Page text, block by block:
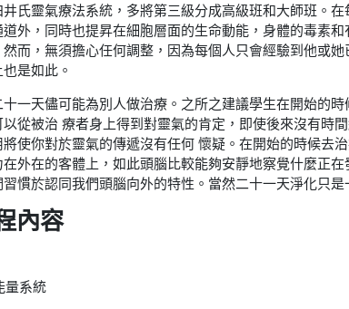
氏靈氣療法系統，多將第三級分成高級班和大師班。
外，同時也提昇在細胞層面的生命動能，身體的毒素
而，無須擔心任何調整，因為每個人只會經驗到他或
是如此。
一天儘可能為別人做治療。之所之建議學生在開始的
從被治 療者身上得到對靈氣的肯定，即使後來沒有時
使你對於靈氣的傳遞沒有任何 懷疑。在開始的時候去
外在的客體上，如此頭腦比較能夠安靜地察覺什麼正
慣於認同我們頭腦向外的特性。當然二十一天淨化只
內容
量系統